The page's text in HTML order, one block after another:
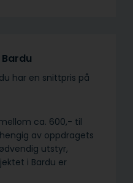
har en snittpris på
ca. 600,- til
av oppdragets
utstyr,
i Bardu er